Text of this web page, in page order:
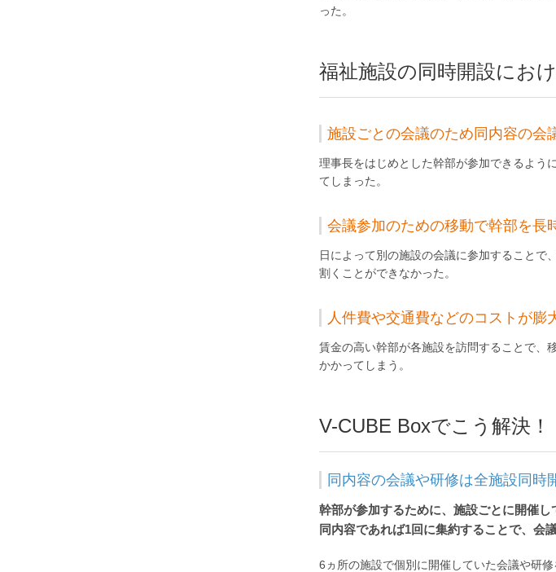
った。
福祉施設の同時開設にお
施設ごとの会議のため同内容の会
理事長をはじめとした幹部が参加できるよう
てしまった。
会議参加のための移動で幹部を長
日によって別の施設の会議に参加することで
割くことができなかった。
人件費や交通費などのコストが膨
賃金の高い幹部が各施設を訪問することで、
かかってしまう。
V-CUBE Boxでこう解決！
同内容の会議や研修は全施設同時
幹部が参加するために、施設ごとに開催し
同内容であれば1回に集約することで、会
6ヵ所の施設で個別に開催していた会議や研